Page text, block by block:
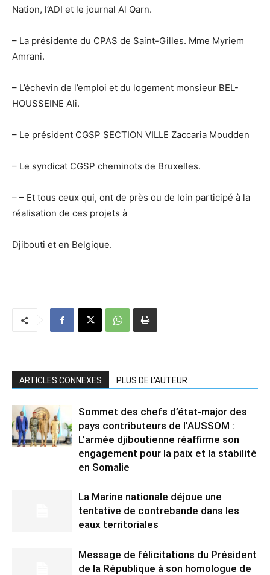
Nation, l’ADI et le journal Al Qarn.
– La présidente du CPAS de Saint-Gilles. Mme Myriem
Amrani.
– L’échevin de l’emploi et du logement monsieur BEL-
HOUSSEINE Ali.
– Le président CGSP SECTION VILLE Zaccaria Moudden
– Le syndicat CGSP cheminots de Bruxelles.
– – Et tous ceux qui, ont de près ou de loin participé à la
réalisation de ces projets à
Djibouti et en Belgique.
ARTICLES CONNEXES PLUS DE L'AUTEUR
Sommet des chefs d’état-major des
pays contributeurs de l’AUSSOM :
L’armée djiboutienne réaffirme son
engagement pour la paix et la stabilité
en Somalie
La Marine nationale déjoue une
tentative de contrebande dans les
eaux territoriales
Message de félicitations du Président
de la République à son homologue de